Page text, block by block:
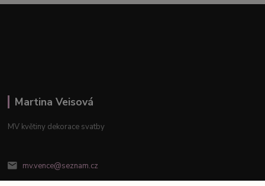
Martina Veisová
MV květiny dekorace svatby
mv.vence@seznam.cz